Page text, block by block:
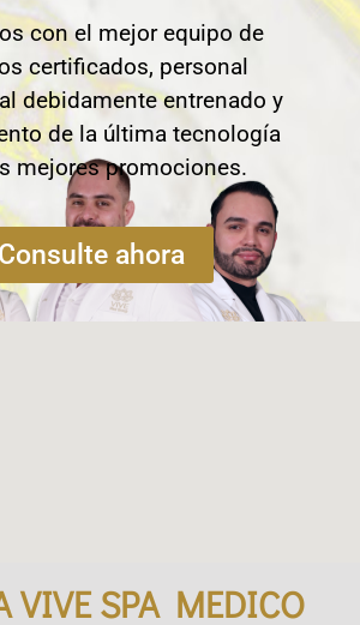
con el mejor equipo de
certificados, personal
debidamente entrenado y
de la última tecnología
mejores promociones.
Consulte ahora
VIVE SPA MEDICO